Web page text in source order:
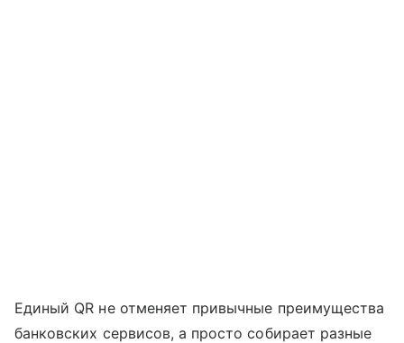
Единый QR не отменяет привычные преимущества
банковских сервисов, а просто собирает разные